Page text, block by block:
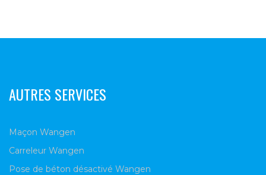
AUTRES SERVICES
Maçon Wangen
Carreleur Wangen
Pose de béton désactivé Wangen